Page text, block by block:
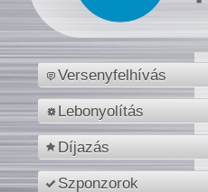
Versenyfelhívás
Lebonyolítás
Díjazás
Szponzorok